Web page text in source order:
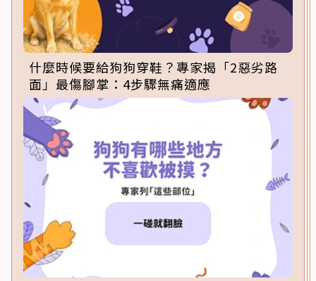
什麼時候要給狗狗穿鞋？專家揭「2惡劣路
面」最傷腳掌：4步驟無痛適應